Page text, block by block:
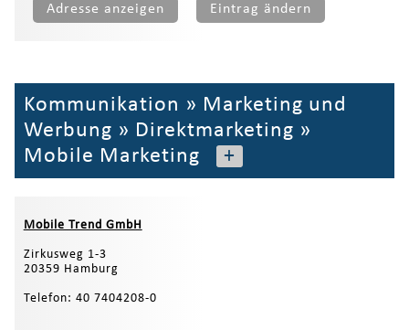
Adresse anzeigen Eintrag ändern
Kommunikation » Marketing und
Werbung » Direktmarketing »
Mobile Marketing
+
Mobile Trend GmbH
Zirkusweg 1-3
20359 Hamburg
Telefon: 40 7404208-0